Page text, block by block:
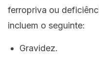
ferropriva ou
incluem o seguinte:
Gravidez.